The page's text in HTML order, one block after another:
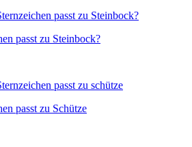
passt zu Steinbock?
passt zu Schütze